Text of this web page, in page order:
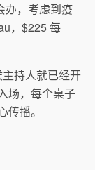
办，考虑到疫
，$225 每
持人就已经开
场，每个桌子
播。